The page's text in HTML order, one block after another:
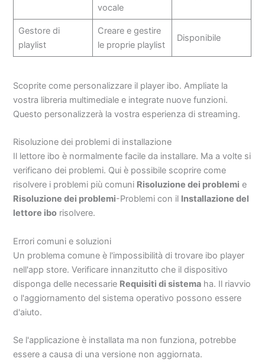
vocale
Gestore di
playlist
Creare e gestire
le proprie playlist
Disponibile
Scoprite come personalizzare il player ibo. Ampliate la
vostra libreria multimediale e integrate nuove funzioni.
Questo personalizzerà la vostra esperienza di streaming.
Risoluzione dei problemi di installazione
Il lettore ibo è normalmente facile da installare. Ma a volte si
verificano dei problemi. Qui è possibile scoprire come
risolvere i problemi più comuni Risoluzione dei problemi e
Risoluzione dei problemi-Problemi con il Installazione del
lettore ibo risolvere.
Errori comuni e soluzioni
Un problema comune è l'impossibilità di trovare ibo player
nell'app store. Verificare innanzitutto che il dispositivo
disponga delle necessarie Requisiti di sistema ha. Il riavvio
o l'aggiornamento del sistema operativo possono essere
d'aiuto.
Se l'applicazione è installata ma non funziona, potrebbe
essere a causa di una versione non aggiornata.